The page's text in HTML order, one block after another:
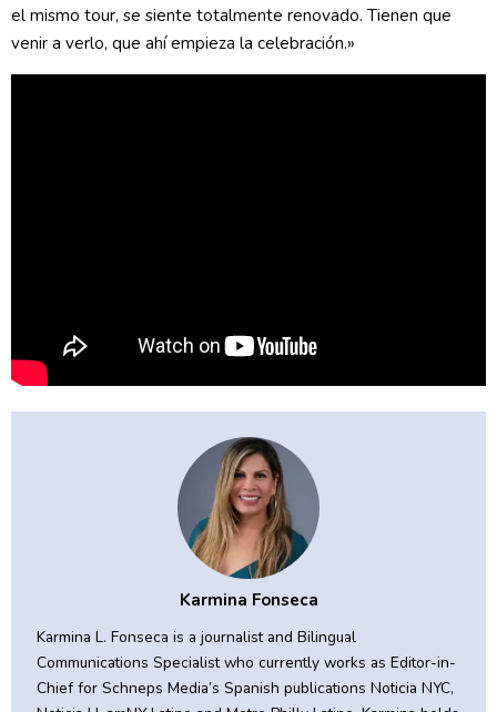
el mismo tour, se siente totalmente renovado. Tienen que
venir a verlo, que ahí empieza la celebración.»
Karmina Fonseca
Karmina L. Fonseca is a journalist and Bilingual
Communications Specialist who currently works as Editor-in-
Chief for Schneps Media’s Spanish publications Noticia NYC,